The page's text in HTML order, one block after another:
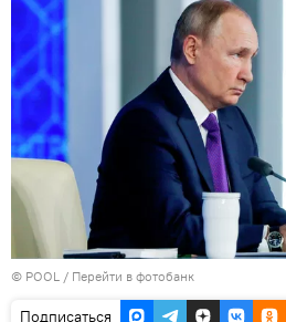
© POOL / Перейти в фотобанк
Подписаться